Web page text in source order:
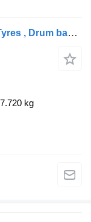
General Trailer 2 Axle Steel tipper , 8 Tyres , Drum bakes
7.720 kg